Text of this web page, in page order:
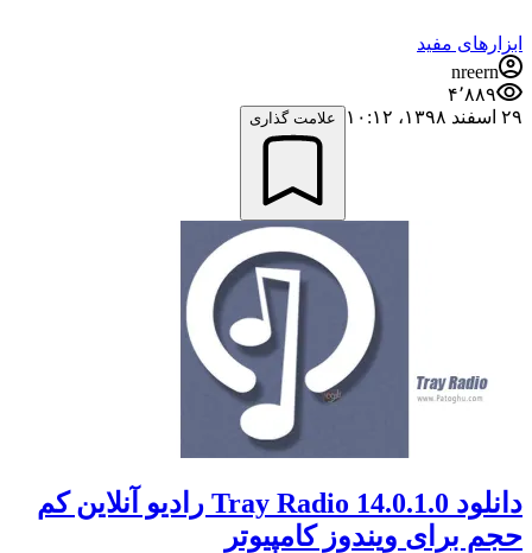
ابزارهای مفید
nreern
۴٬۸۸۹
۲۹ اسفند ۱۳۹۸،‏ ۱۰:۱۲
علامت گذاری
دانلود Tray Radio 14.0.1.0 رادیو آنلاین کم
حجم برای ویندوز کامپیوتر